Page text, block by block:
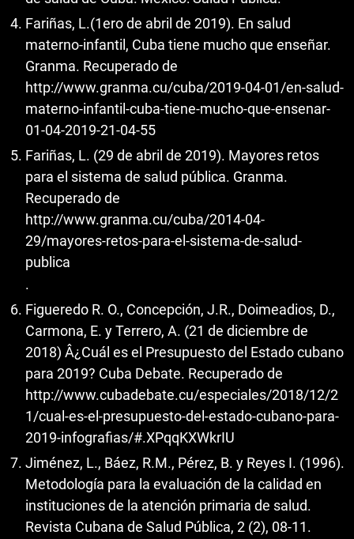
Fariñas, L.(1ero de abril de 2019). En salud
materno-infantil, Cuba tiene mucho que enseñar.
Granma. Recuperado de
http://www.granma.cu/cuba/2019-04-01/en-salud-
materno-infantil-cuba-tiene-mucho-que-ensenar-
01-04-2019-21-04-55
Fariñas, L. (29 de abril de 2019). Mayores retos
para el sistema de salud pública. Granma.
Recuperado de
http://www.granma.cu/cuba/2014-04-
29/mayores-retos-para-el-sistema-de-salud-
publica
.
Figueredo R. O., Concepción, J.R., Doimeadios, D.,
Carmona, E. y Terrero, A. (21 de diciembre de
2018) Â¿Cuál es el Presupuesto del Estado cubano
para 2019? Cuba Debate. Recuperado de
http://www.cubadebate.cu/especiales/2018/12/2
1/cual-es-el-presupuesto-del-estado-cubano-para-
2019-infografias/#.XPqqKXWkrIU
Jiménez, L., Báez, R.M., Pérez, B. y Reyes I. (1996).
Metodología para la evaluación de la calidad en
instituciones de la atención primaria de salud.
Revista Cubana de Salud Pública, 2 (2), 08-11.